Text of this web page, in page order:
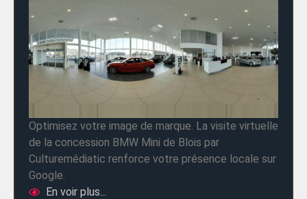
Optimisez votre image de marque. La visite virtuelle
de la concession BMW Mini de Blois par
Culturemédiatic renforce votre présence locale sur
Google.
En voir plus...